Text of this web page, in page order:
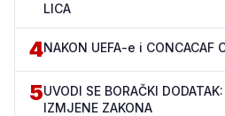
LICA
4NAKON UEFA-e i CONCACAF
5UVODI SE BORAČKI
IZMJENE ZAKONA